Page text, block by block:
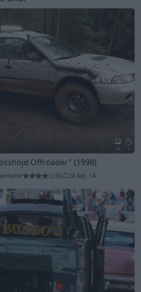
19 1
Offroader" (1998)
33 24 feb. 14